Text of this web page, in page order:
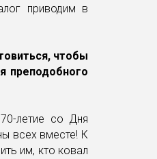
приводим в
чтобы
преподобного
летие со Дня
всех вместе! К
им, кто ковал